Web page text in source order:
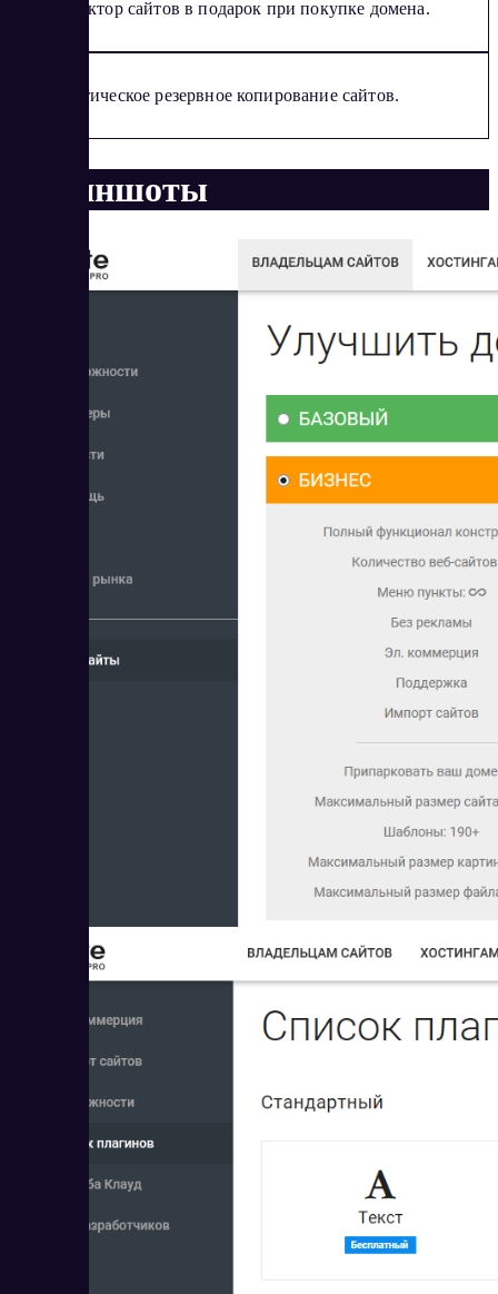
Конструктор сайтов в подарок при покупке домена.
Автоматическое резервное копирование сайтов.
Скриншоты